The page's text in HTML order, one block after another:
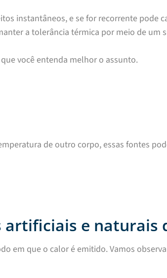
instantâneos, e se for recorrente pode
a tolerância térmica por meio de um
você entenda melhor o assunto.
de outro corpo, essas fontes
e naturais
em que o calor é emitido. Vamos